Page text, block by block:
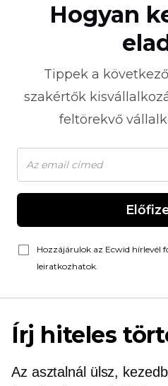
Hogyan
Tippek a
szakértők
feltörekvő
Hozzájárulok az Ecwid hírlevél
leiratkozhatok.
Írj hiteles
Az asztalnál ülsz,